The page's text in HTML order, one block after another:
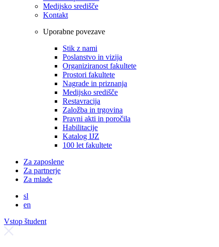
Medijsko središče
Kontakt
Uporabne povezave
Stik z nami
Poslanstvo in vizija
Organiziranost fakultete
Prostori fakultete
Nagrade in priznanja
Medijsko središče
Restavracija
Založba in trgovina
Pravni akti in poročila
Habilitacije
Katalog IJZ
100 let fakultete
Za zaposlene
Za partnerje
Za mlade
sl
en
Vstop študent